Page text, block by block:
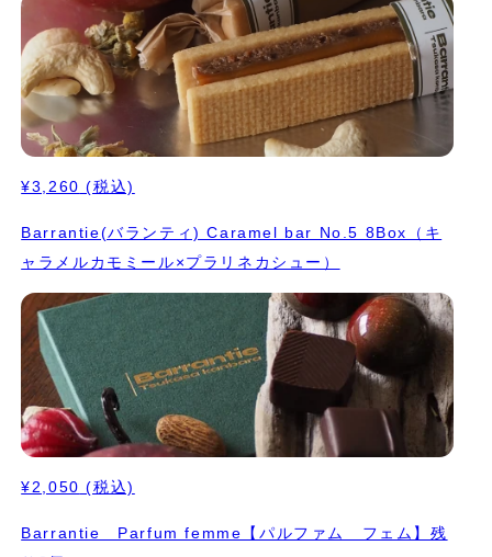
¥3,260 (税込)
Barrantie(バランティ) Caramel bar No.5 8Box（キ
ャラメルカモミール×プラリネカシュー）
¥2,050 (税込)
Barrantie Parfum femme【パルファム フェム】残